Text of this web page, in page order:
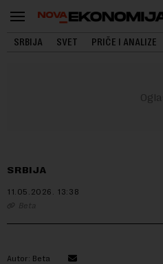
SRBIJA SVET PRIČE I ANALIZE
SRBIJA
11.05.2026. 13:38
Beta
Autor: Beta